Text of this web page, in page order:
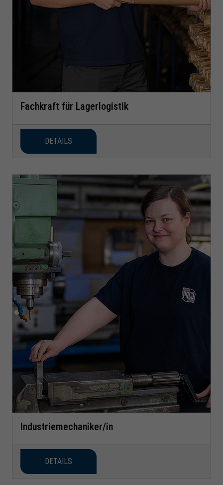
Fachkraft für Lagerlogistik
DETAILS
Industriemechaniker/in
DETAILS